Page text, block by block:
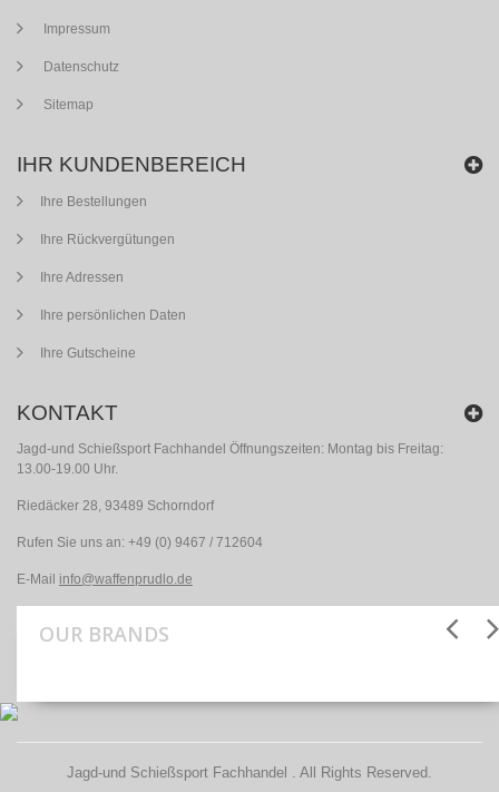
Impressum
Datenschutz
Sitemap
IHR KUNDENBEREICH
Ihre Bestellungen
Ihre Rückvergütungen
Ihre Adressen
Ihre persönlichen Daten
Ihre Gutscheine
KONTAKT
Jagd-und Schießsport Fachhandel Öffnungszeiten: Montag bis Freitag:
13.00-19.00 Uhr.
Riedäcker 28, 93489 Schorndorf
Rufen Sie uns an: +49 (0) 9467 / 712604
E-Mail info@waffenprudlo.de
OUR BRANDS
Jagd-und Schießsport Fachhandel . All Rights Reserved.